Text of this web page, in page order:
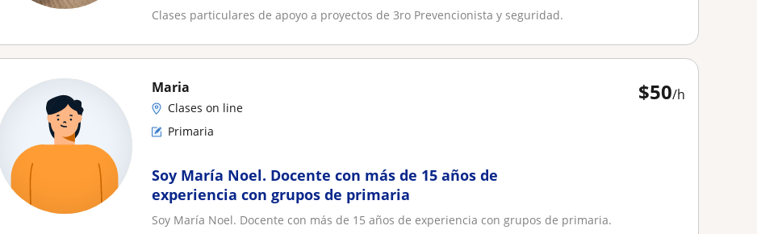
Clases particulares de apoyo a proyectos de 3ro Prevencionista y seguridad.
$50/h
Maria
Clases on line
Primaria
Soy María Noel. Docente con más de 15 años de
experiencia con grupos de primaria
Soy María Noel. Docente con más de 15 años de experiencia con grupos de primaria.